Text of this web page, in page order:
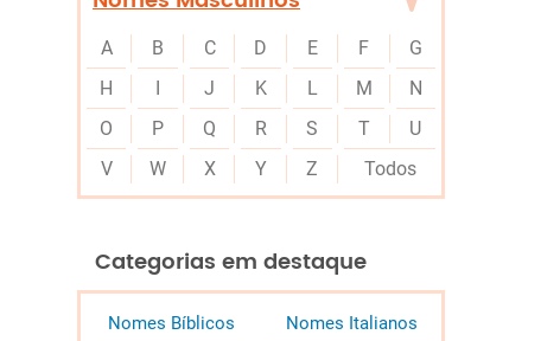
A B C D E F
G
H
I J K L M
N
O
P Q R S T
U
V
W X Y Z Todos
Categorias em destaque
Nomes Bíblicos Nomes Italianos